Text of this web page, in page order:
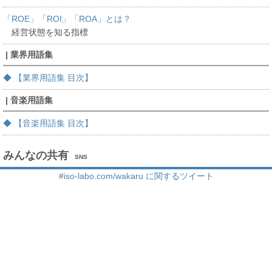
「ROE」「ROI」「ROA」とは？
経営状態を知る指標
| 業界用語集
◆ 【業界用語集 目次】
| 音楽用語集
◆ 【音楽用語集 目次】
みんなの共有 SNS
#iso-labo.com/wakaru に関するツイート